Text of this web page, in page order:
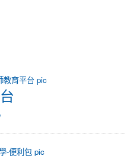
花蓮縣親師教育平台